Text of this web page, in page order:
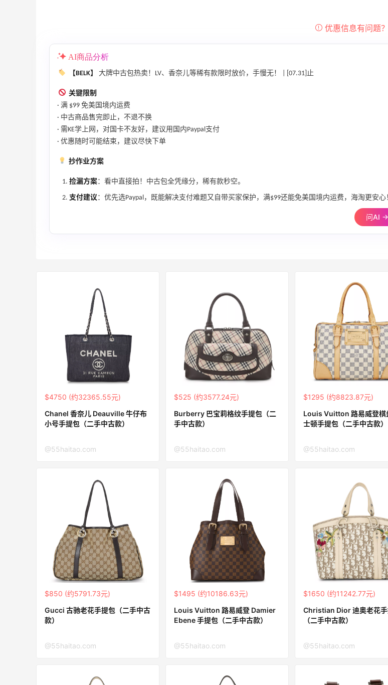
AI商品分析
【BELK】 大牌中古包热卖！LV、香奈儿等稀有款限时放价，手慢无！ | [07.31]止
关键限制
· 满 $99 免美国境内运费
· 中古商品售完即止，不退不换
· 需KE学上网，对国卡不友好，建议用国内Paypal支付
· 优惠随时可能结束，建议尽快下单
抄作业方案
捡漏方案：看中直接拍！中古包全凭缘分，稀有款秒空。
支付建议 ：优先选Paypal，既能解决支付难题又自带买家保护，满$99还能免美国境内运费，海淘更安心
问AI →
$4750 (约32365.55元)
Chanel 香奈儿 Deauville 牛仔布
小号手提包（二手中古款）
@55haitao.com
$525 (约3577.24元)
Burberry 巴宝莉格纹手提包（二
手中古款）
@55haitao.com
$1295 (约8823.87元)
Louis Vuitton 路易威登棋
士顿手提包（二手中古款）
@55haitao.com
$850 (约5791.73元)
Gucci 古驰老花手提包（二手中古
款）
@55haitao.com
$1495 (约10186.63元)
Louis Vuitton 路易威登 Damier
Ebene 手提包（二手中古款）
@55haitao.com
$1650 (约11242.77元)
Christian Dior 迪奥老花手
（二手中古款）
@55haitao.com
现在最好用paypal下单
海淘新手教你轻松拿下Belk百货
Diesel AU：时尚热卖！网站定价优势 入
手包袋、服饰等
低至5折
Diesel AU
Eraldo：折扣区服饰鞋包清仓 选购巴黎世
家、Toteme、西太后等
低至5折
Eraldo
Tory Burch、拉夫劳伦等
每满$100返$25礼卡
精选低至2折
Maje US
Sandro us：限时闪促！法式美
低至2折 千鸟格连衣裙$95
Sandro us
15小时
Little Spoon：全品类婴童食品
守护宝宝每一步成长
首单享5折
饰、包袋、鞋履 夏日大促
低至5折
Mac Duggal
最高2%返利
5991人成功下单
最高2%返利
ERGO Baby
62人获得返利
Belly Bandit
42人获得返利
最高10%返利